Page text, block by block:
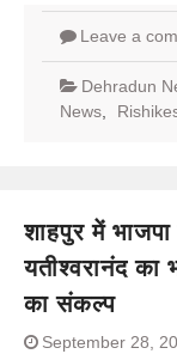
Leave a
Dehradun
News
शाहपुर में
यतीश्वरानंद का
का संकल्प
September 28,